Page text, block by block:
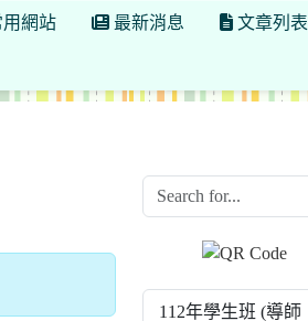
用網站 最新消息 文章列表